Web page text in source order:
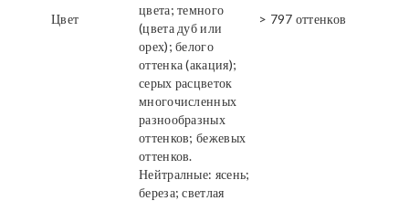
Цвет
цвета; темного
(цвета дуб или
орех); белого
оттенка (акация);
серых расцветок
многочисленных
разнообразных
оттенков; бежевых
оттенков.
Нейтралные: ясень;
береза; светлая
> 797 оттенков